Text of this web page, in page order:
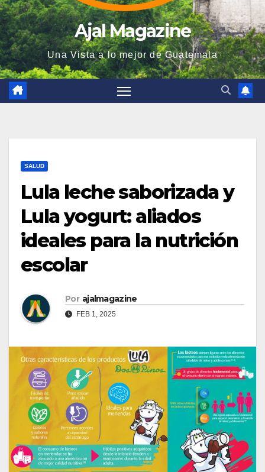
Ajal Magazine
Una Vista a lo mejor de Guatemala
SALUD
Lula leche saborizada y
Lula yogurt: aliados
ideales para la nutrición
escolar
Por ajalmagazine
FEB 1, 2025